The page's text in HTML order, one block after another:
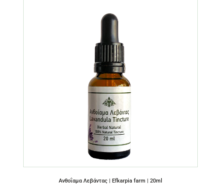
Ανθοΐαμα Λεβάντας | Efkarpia farm | 20ml